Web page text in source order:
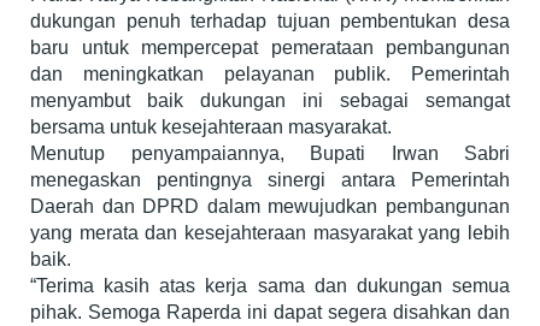
dukungan penuh terhadap tujuan pembentukan desa
baru untuk mempercepat pemerataan pembangunan
dan meningkatkan pelayanan publik. Pemerintah
menyambut baik dukungan ini sebagai semangat
bersama untuk kesejahteraan masyarakat.
Menutup penyampaiannya, Bupati Irwan Sabri
menegaskan pentingnya sinergi antara Pemerintah
Daerah dan DPRD dalam mewujudkan pembangunan
yang merata dan kesejahteraan masyarakat yang lebih
baik.
“Terima kasih atas kerja sama dan dukungan semua
pihak. Semoga Raperda ini dapat segera disahkan dan